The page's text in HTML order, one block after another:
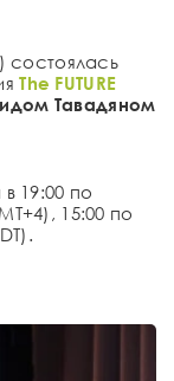
состоялась
The FUTURE
Тавадяном
в 19:00 по
15:00 по